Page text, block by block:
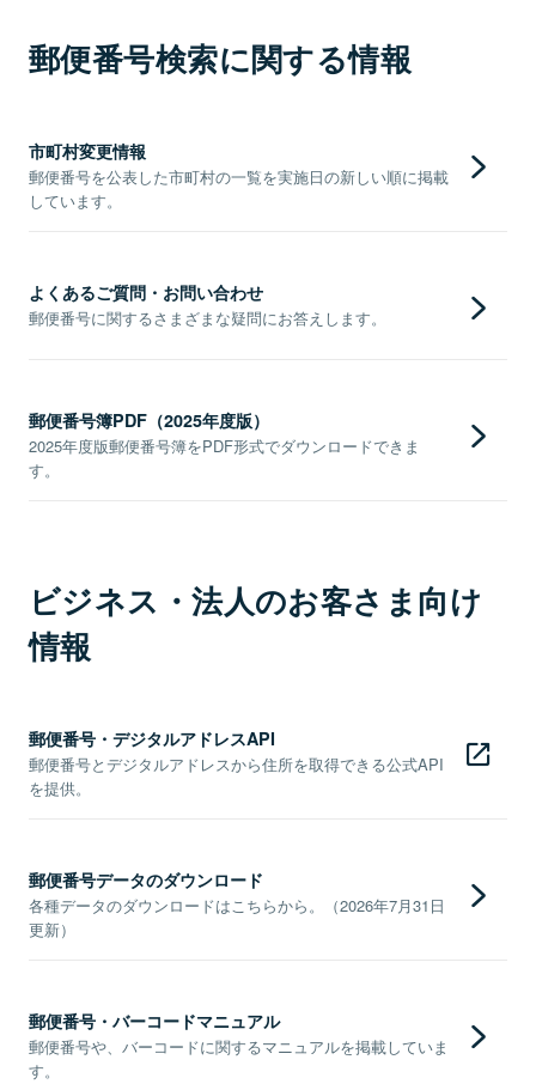
郵便番号検索に関する情報
市町村変更情報
郵便番号を公表した市町村の一覧を実施日の新しい順に掲載
しています。
よくあるご質問・お問い合わせ
郵便番号に関するさまざまな疑問にお答えします。
郵便番号簿PDF（2025年度版）
2025年度版郵便番号簿をPDF形式でダウンロードできま
す。
ビジネス・法人のお客さま向け
情報
郵便番号・デジタルアドレスAPI
郵便番号とデジタルアドレスから住所を取得できる公式API
を提供。
郵便番号データのダウンロード
各種データのダウンロードはこちらから。（2026年7月31日
更新）
郵便番号・バーコードマニュアル
郵便番号や、バーコードに関するマニュアルを掲載していま
す。